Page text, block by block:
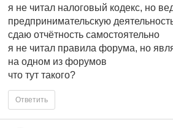
я не читал налоговый кодекс, но
предпринимательскую
сдаю отчётность самостоятельно
я не читал правила форума, но
на одном из форумов
что тут такого?
Ответить